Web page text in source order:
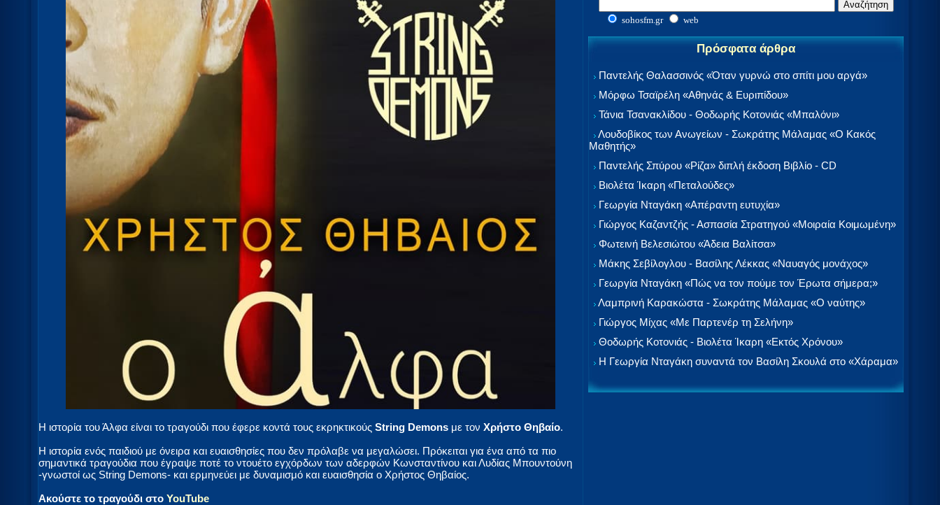
Η ιστορία του Άλφα είναι το τραγούδι που έφερε κοντά τους εκρηκτικούς String Demons με τον Χρήστο Θηβαίο.
Η ιστορία ενός παιδιού με όνειρα και ευαισθησίες που δεν πρόλαβε να μεγαλώσει. Πρόκειται για ένα από τα πιο
σημαντικά τραγούδια που έγραψε ποτέ το ντουέτο εγχόρδων των αδερφών Κωνσταντίνου και Λυδίας Μπουντούνη
-γνωστοί ως String Demons- και ερμηνεύει με δυναμισμό και ευαισθησία ο Χρήστος Θηβαίος.
Ακούστε το τραγούδι στο YouTube
sohosfm.gr web
Πρόσφατα άρθρα
Παντελής Θαλασσινός «Όταν γυρνώ στο σπίτι μου αργά»
Μόρφω Τσαϊρέλη «Αθηνάς & Ευριπίδου»
Τάνια Τσανακλίδου - Θοδωρής Κοτονιάς «Μπαλόνι»
Λουδοβίκος των Ανωγείων - Σωκράτης Μάλαμας «Ο Κακός
Μαθητής»
Παντελής Σπύρου «Ρίζα» διπλή έκδοση Βιβλίο - CD
Βιολέτα Ίκαρη «Πεταλούδες»
Γεωργία Νταγάκη «Aπέραντη ευτυχία»
Γιώργος Καζαντζής - Ασπασία Στρατηγού «Μοιραία Κοιμωμένη»
Φωτεινή Βελεσιώτου «Άδεια Βαλίτσα»
Μάκης Σεβίλογλου - Βασίλης Λέκκας «Ναυαγός μονάχος»
Γεωργία Νταγάκη «Πώς να τον πούμε τον Έρωτα σήμερα;»
Λαμπρινή Καρακώστα - Σωκράτης Μάλαμας «Ο ναύτης»
Γιώργος Μίχας «Με Παρτενέρ τη Σελήνη»
Θοδωρής Κοτονιάς - Βιολέτα Ίκαρη «Εκτός Χρόνου»
Η Γεωργία Νταγάκη συναντά τον Βασίλη Σκουλά στο «Χάραμα»